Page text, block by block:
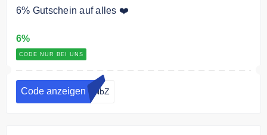
6% Gutschein auf alles ❤️
6%
CODE NUR BEI UNS
Code anzeigen eNbZ